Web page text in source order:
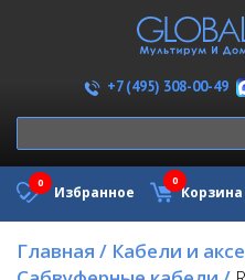
+7 (495) 308-00-49
Избранное
0
Корзина
0
Главная / Кабели и